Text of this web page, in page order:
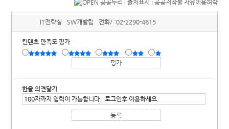
IT전략실 SW개발팀 전화/ :02-2290-4615
컨텐츠 만족도 평가
한줄 의견달기